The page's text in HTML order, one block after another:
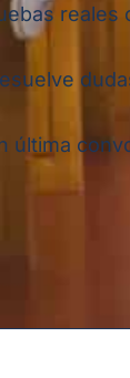
reales
última